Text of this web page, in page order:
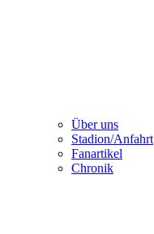
Über uns
Stadion/Anfahrt
Fanartikel
Chronik